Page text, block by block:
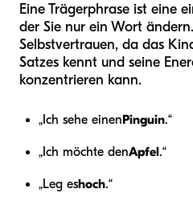
Eine Trägerphrase ist eine
der Sie nur ein Wort
Selbstvertrauen, da das
Satzes kennt und seine
konzentrieren kann.
„Ich sehe einenPinguin.“
„Ich möchte denApfel.“
„Leg eshoch.“